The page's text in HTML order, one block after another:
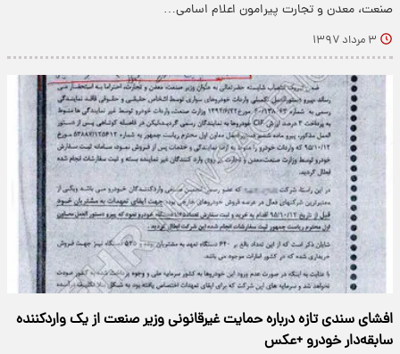
صنعت، معدن و تجارت پیرامون اعلام اسامی…
۳ مرداد ۱۳۹۷
افشای سندی تازه درباره حمایت غیرقانونی وزیر صنعت از یک واردکننده
سابقه‌دار خودرو +عکس